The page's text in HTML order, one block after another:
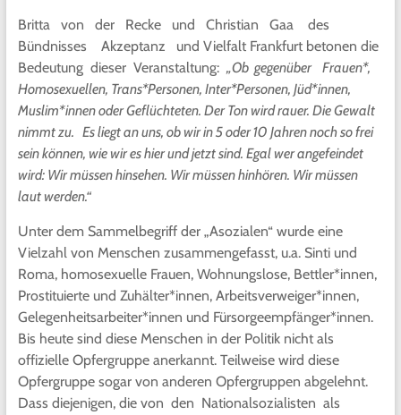
Britta von der Recke und Christian Gaa des
Bündnisses Akzeptanz und Vielfalt Frankfurt betonen die
Bedeutung dieser Veranstaltung: „Ob gegenüber Frauen*,
Homosexuellen, Trans*Personen, Inter*Personen, Jüd*innen,
Muslim*innen oder Geflüchteten. Der Ton wird rauer. Die Gewalt
nimmt zu. Es liegt an uns, ob wir in 5 oder 10 Jahren noch so frei
sein können, wie wir es hier und jetzt sind. Egal wer angefeindet
wird: Wir müssen hinsehen. Wir müssen hinhören. Wir müssen
laut werden.“
Unter dem Sammelbegriff der „Asozialen“ wurde eine
Vielzahl von Menschen zusammengefasst, u.a. Sinti und
Roma, homosexuelle Frauen, Wohnungslose, Bettler*innen,
Prostituierte und Zuhälter*innen, Arbeitsverweiger*innen,
Gelegenheitsarbeiter*innen und Fürsorgeempfänger*innen.
Bis heute sind diese Menschen in der Politik nicht als
offizielle Opfergruppe anerkannt. Teilweise wird diese
Opfergruppe sogar von anderen Opfergruppen abgelehnt.
Dass diejenigen, die von den Nationalsozialisten als